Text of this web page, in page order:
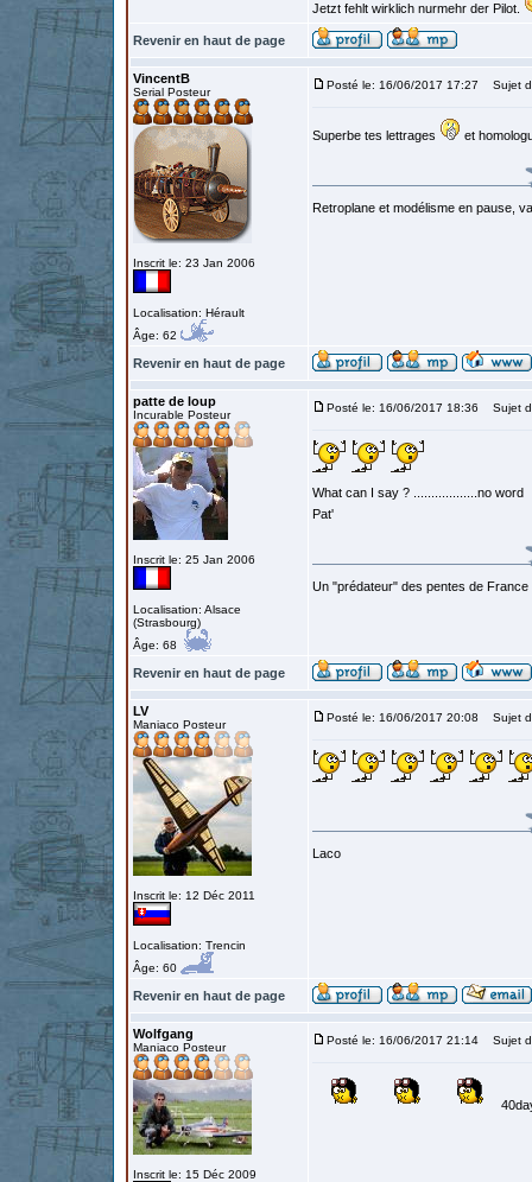
Jetzt fehlt wirklich nurmehr der Pilot.
Revenir en haut de page
VincentB
Serial Posteur
Inscrit le: 23 Jan 2006
Localisation: Hérault
Âge: 62
Posté le: 16/06/2017 17:27 Sujet
Superbe tes lettrages et
Retroplane et modélisme en pause,
Revenir en haut de page
patte de loup
Incurable Posteur
Inscrit le: 25 Jan 2006
Localisation: Alsace
(Strasbourg)
Âge: 68
Posté le: 16/06/2017 18:36 Sujet
What can I say ? ..................no word
Pat'
Un "prédateur" des pentes de
Revenir en haut de page
LV
Maniaco Posteur
Inscrit le: 12 Déc 2011
Localisation: Trencin
Âge: 60
Posté le: 16/06/2017 20:08 Sujet
Laco
Revenir en haut de page
Wolfgang
Maniaco Posteur
Inscrit le: 15 Déc 2009
Posté le: 16/06/2017 21:14 Sujet